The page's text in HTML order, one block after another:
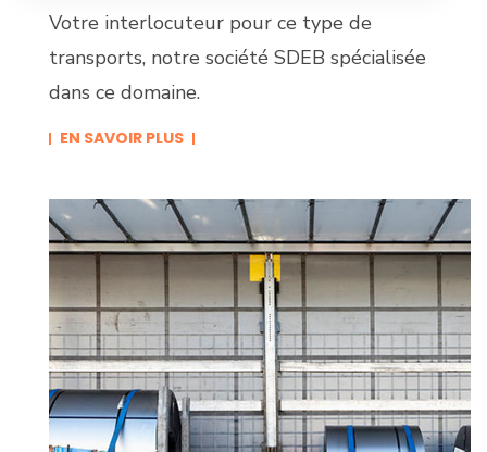
Votre interlocuteur pour ce type de
transports, notre société SDEB spécialisée
dans ce domaine.
EN SAVOIR PLUS